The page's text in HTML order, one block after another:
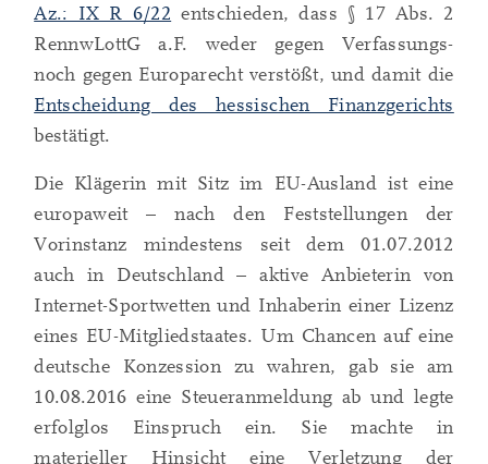
Az.: IX R 6/22 entschieden, dass § 17 Abs. 2
RennwLottG a.F. weder gegen Verfassungs-
noch gegen Europarecht verstößt, und damit die
Entscheidung des hessischen Finanzgerichts
bestätigt.
Die Klägerin mit Sitz im EU-Ausland ist eine
europaweit – nach den Feststellungen der
Vorinstanz mindestens seit dem 01.07.2012
auch in Deutschland – aktive Anbieterin von
Internet-Sportwetten und Inhaberin einer Lizenz
eines EU-Mitgliedstaates. Um Chancen auf eine
deutsche Konzession zu wahren, gab sie am
10.08.2016 eine Steueranmeldung ab und legte
erfolglos Einspruch ein. Sie machte in
materieller Hinsicht eine Verletzung der